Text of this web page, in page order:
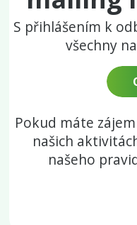
S přihlášením k
všechny
Pokud máte
našich
našeho